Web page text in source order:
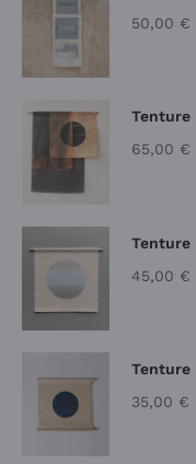
50,00 €
Tenture
65,00 €
Tenture
45,00 €
Tenture
35,00 €